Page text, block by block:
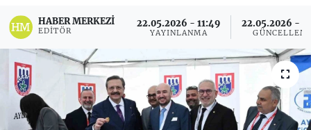
HABER MERKEZI
EDITÖR
22.05.2026 - 11:49
YAYINLANMA
22.05.2026 -